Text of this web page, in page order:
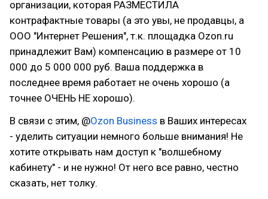
организации, которая РАЗМЕСТИЛА
контрафактные товары (а это увы, не продавцы, а
ООО "Интернет Решения", т.к. площадка Ozon.ru
принадлежит Вам) компенсацию в размере от 10
000 до 5 000 000 руб. Ваша поддержка в
последнее время работает не очень хорошо (а
точнее ОЧЕНЬ НЕ хорошо).
В связи с этим, @Ozon Business в Ваших интересах
- уделить ситуации немного больше внимания! Не
хотите открывать нам доступ к "волшебному
кабинету" - и не нужно! От него все равно, честно
сказать, нет толку.